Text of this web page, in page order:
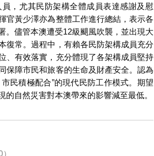
，尤其民防架構全體成員表達感謝及慰
官黃少澤亦為整體工作進行總結，表示各
。儘管本澳遭受12級颶風吹襲，並出現大
復常。過程中，有賴各民防架構成員充分
、有效落實，充分體現了各架構成員堅持
保障市民和旅客的生命及財產安全。認為
民積極配合”的現代民防工作模式。期望
自然災害對本澳帶來的影響減至最低。